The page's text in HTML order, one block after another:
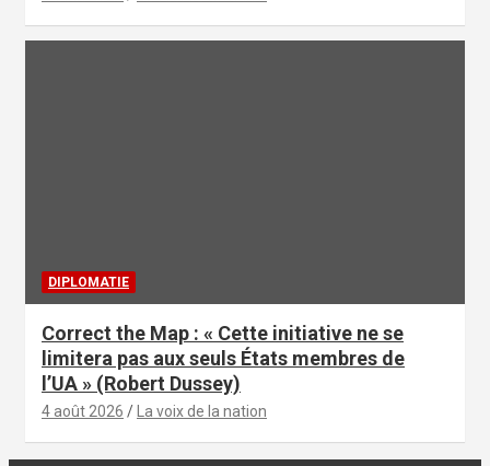
DIPLOMATIE
Correct the Map : « Cette initiative ne se
limitera pas aux seuls États membres de
l’UA » (Robert Dussey)
4 août 2026 La voix de la nation